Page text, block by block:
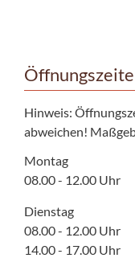
Hinweis:
abweichen!
Montag
08.00 - 12.00 Uhr
Dienstag
08.00 - 12.00 Uhr
14.00 - 17.00 Uhr